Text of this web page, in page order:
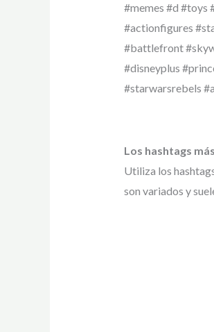
#memes #d #toys
#actionfigures
#battlefront
#disneyplus
#starwarsrebels
Los hashtags
Utiliza los
son variados y